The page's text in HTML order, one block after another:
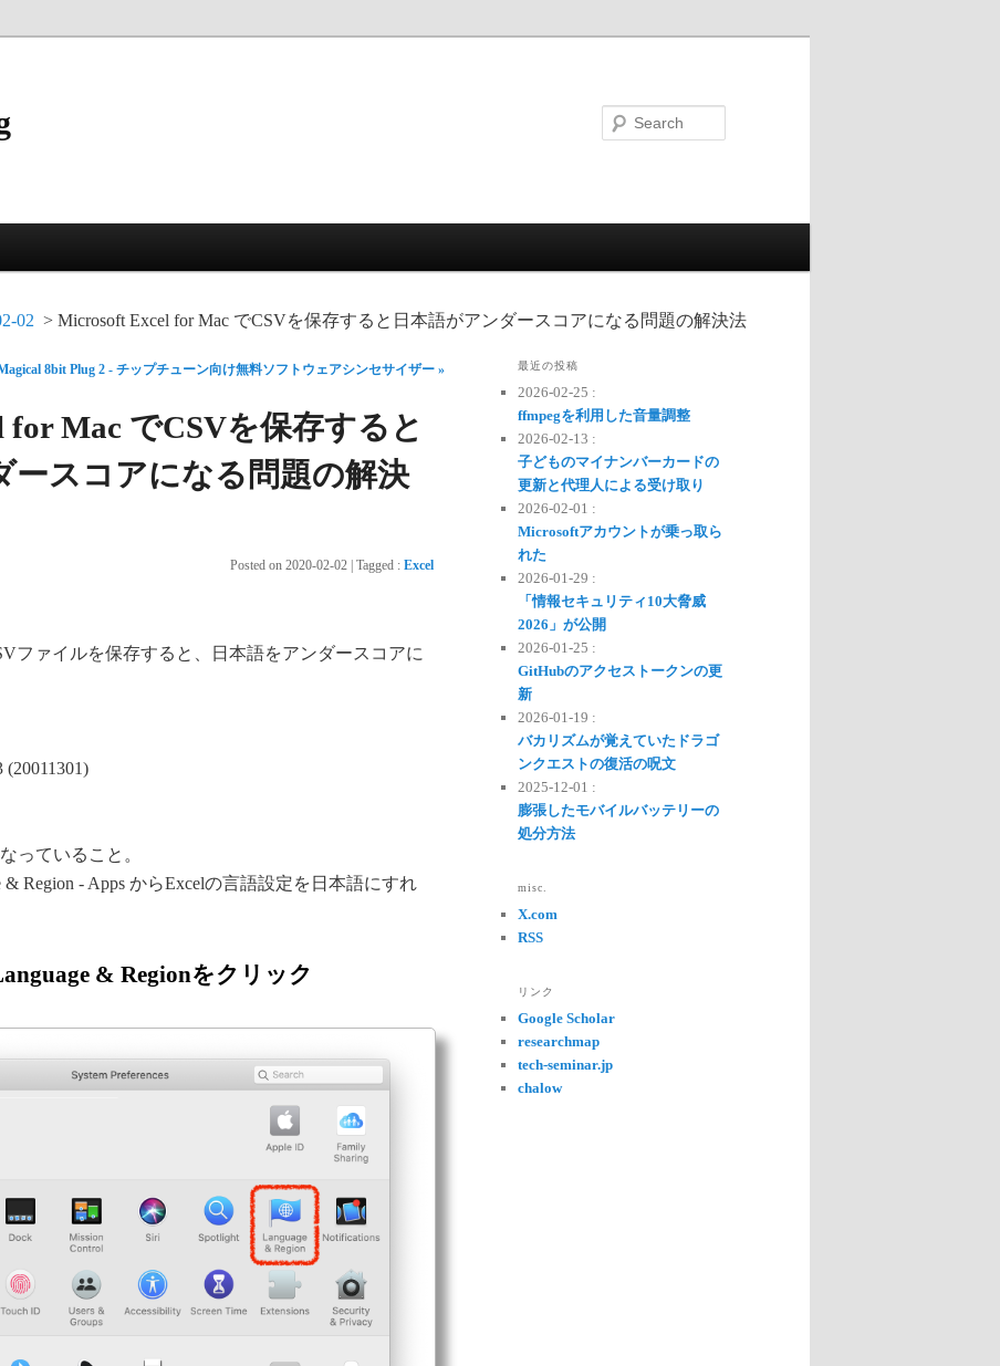
02 Microsoft Excel for Mac でCSVを保存すると日本語がアンダースコアになる問題の解決法
8bit Plug 2 - チップチューン向け無料ソフトウェアシンセサイザー »
for Mac でCSVを保存すると
ースコアになる問題の解決
Posted on 2020-02-02 Tagged : Excel
ファイルを保存すると、日本語をアンダースコアに
(20011301)
っていること。
& Region - Apps からExcelの言語設定を日本語にすれ
& Regionをクリック
最近の投稿
2026-02-25 :
ffmpegを利用した音量調整
2026-02-13 :
子どものマイナンバーカードの
更新と代理人による受け取り
2026-02-01 :
Microsoftアカウントが乗っ取ら
れた
2026-01-29 :
「情報セキュリティ10大脅威
2026」が公開
2026-01-25 :
GitHubのアクセストークンの更
新
2026-01-19 :
バカリズムが覚えていたドラゴ
ンクエストの復活の呪文
2025-12-01 :
膨張したモバイルバッテリーの
処分方法
misc.
X.com
RSS
リンク
Google Scholar
researchmap
tech-seminar.jp
chalow